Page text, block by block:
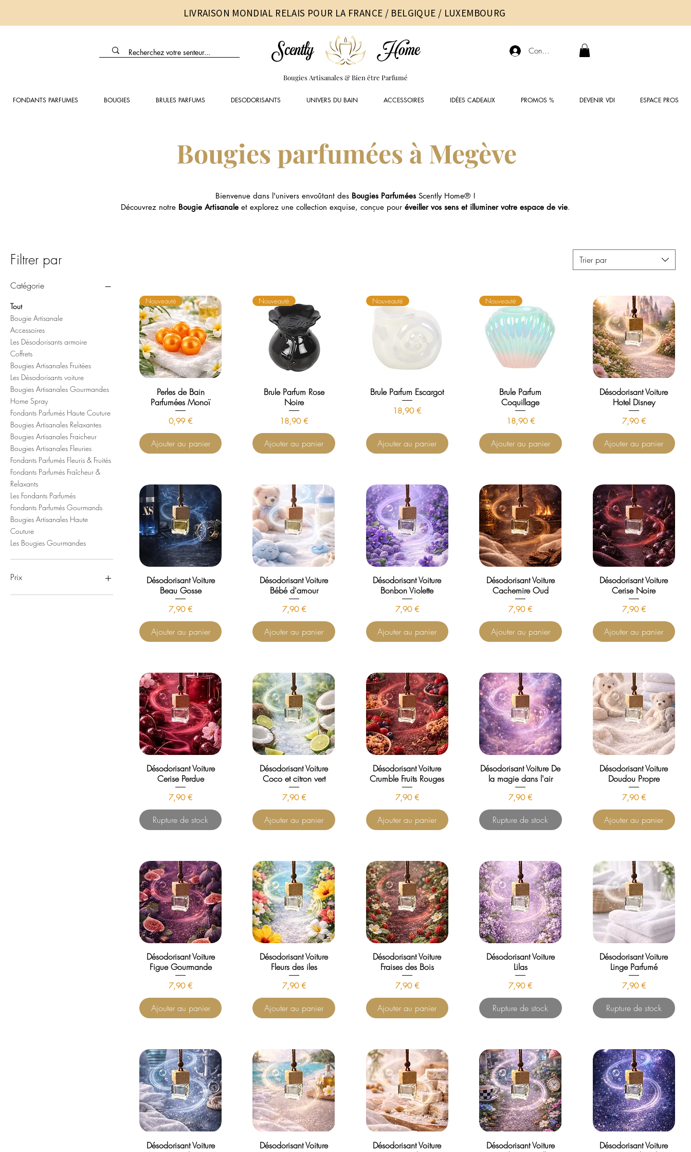
LIVRAISON MONDIAL RELAIS POUR LA FRANCE / BELGIQUE / LUXEMBOURG
Scently Home Connexion
Bougies Artisanales & Bien être Parfumé
FONDANTS PARFUMES BOUGIES BRULES PARFUMS DESODORISANTS UNIVERS DU BAIN ACCESSOIRES IDÉES CADEAUX PROMOS % DEVENIR VDI ESPACE PROS
Bougies parfumées à Megève
Bienvenue dans l'univers envoûtant des Bougies Parfumées Scently Home® !
Découvrez notre Bougie Artisanale et explorez une collection exquise, conçue pour éveiller vos sens et illuminer votre espace de vie.
Filtrer par
Catégorie
Tout
Bougie Artisanale
Accessoires
Les Désodorisants armoire
Coffrets
Bougies Artisanales Fruitées
Les Désodorisants voiture
Bougies Artisanales Gourmandes
Home Spray
Fondants Parfumés Haute Couture
Bougies Artisanales Relaxantes
Bougies Artisanales Fraicheur
Bougies Artisanales Fleuries
Fondants Parfumés Fleuris & Fruités
Fondants Parfumés Fraîcheur &
Relaxants
Les Fondants Parfumés
Fondants Parfumés Gourmands
Bougies Artisanales Haute
Couture
Les Bougies Gourmandes
Prix
Trier par
Nouveauté
Perles de Bain
Parfumées Monoï
Prix
0,99 €
Ajouter au panier
Nouveauté
Brule Parfum Rose
Noire
Prix
18,90 €
Ajouter au panier
Nouveauté
Brule Parfum Escargot
Prix
18,90 €
Ajouter au panier
Nouveauté
Brule Parfum
Coquillage
Prix
18,90 €
Ajouter au panier
Désodorisant Voiture
Hotel Disney
Prix
7,90 €
Ajouter au panier
Désodorisant Voiture
Beau Gosse
Prix
7,90 €
Ajouter au panier
Désodorisant Voiture
Bébé d'amour
Prix
7,90 €
Ajouter au panier
Désodorisant Voiture
Bonbon Violette
Prix
7,90 €
Ajouter au panier
Désodorisant Voiture
Cachemire Oud
Prix
7,90 €
Ajouter au panier
Désodorisant Voiture
Cerise Noire
Prix
7,90 €
Ajouter au panier
Désodorisant Voiture
Cerise Perdue
Prix
7,90 €
Rupture de stock
Désodorisant Voiture
Coco et citron vert
Prix
7,90 €
Ajouter au panier
Désodorisant Voiture
Crumble Fruits Rouges
Prix
7,90 €
Ajouter au panier
Désodorisant Voiture De
la magie dans l'air
Prix
7,90 €
Rupture de stock
Désodorisant Voiture
Doudou Propre
Prix
7,90 €
Ajouter au panier
Désodorisant Voiture
Figue Gourmande
Prix
7,90 €
Ajouter au panier
Désodorisant Voiture
Fleurs des iles
Prix
7,90 €
Ajouter au panier
Désodorisant Voiture
Fraises des Bois
Prix
7,90 €
Ajouter au panier
Désodorisant Voiture
Lilas
Prix
7,90 €
Rupture de stock
Désodorisant Voiture
Linge Parfumé
Prix
7,90 €
Rupture de stock
Désodorisant Voiture
Désodorisant Voiture
Désodorisant Voiture
Désodorisant Voiture
Désodorisant Voiture